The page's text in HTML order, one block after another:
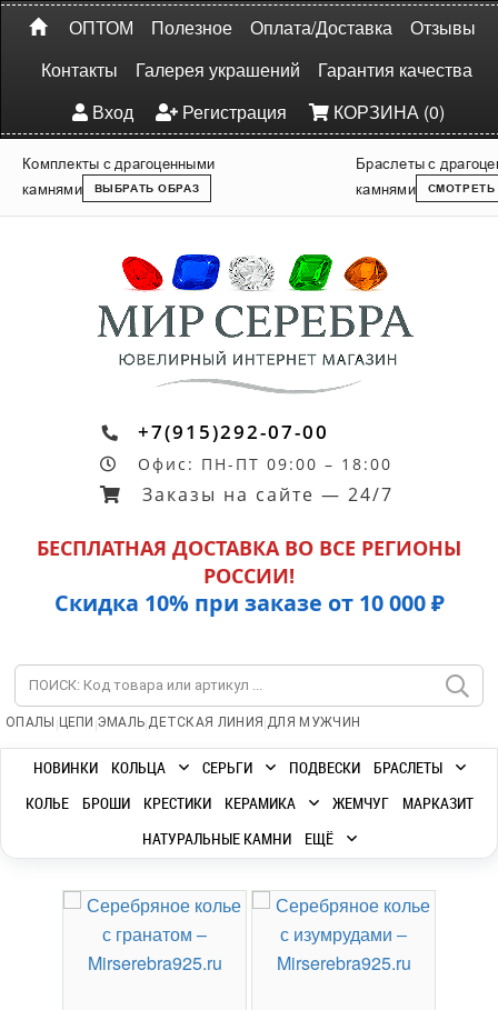
ОПТОМ Полезное Оплата/Доставка
Отзывы
Контакты
Галерея украшений
Гарантия качества
Вход
Регистрация КОРЗИНА (0)
Комплекты с драгоценными
камнями
ВЫБРАТЬ ОБРАЗ
Браслеты с
камнями
СМОТРЕТЬ
+7(915)292-07-00
Офис: ПН-ПТ 09:00 – 18:00
Заказы на сайте — 24/7
БЕСПЛАТНАЯ ДОСТАВКА ВО ВСЕ РЕГИОНЫ
РОССИИ!
Скидка 10% при заказе от 10 000 ₽
ОПАЛЫ | ЦЕПИ |ЭМАЛЬ|ДЕТСКАЯ ЛИНИЯ |ДЛЯ МУЖЧИН
НОВИНКИ КОЛЬЦА СЕРЬГИ ПОДВЕСКИ
БРАСЛЕТЫ
КОЛЬЕ
БРОШИ КРЕСТИКИ КЕРАМИКА ЖЕМЧУГ
МАРКАЗИТ
НАТУРАЛЬНЫЕ КАМНИ
ЕЩЁ